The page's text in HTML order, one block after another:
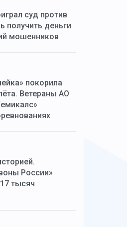
суд против
получить деньги
мошенников
покорила
Ветераны АО
России»
тысяч